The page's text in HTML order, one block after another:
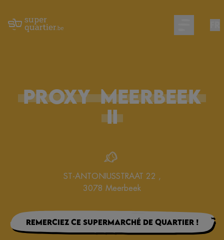
Open main
PROXY MEERBEEK
II
ST-ANTONIUSSTRAAT 22 ,
3078 Meerbeek
Remerciez ce supermarché de quartier !